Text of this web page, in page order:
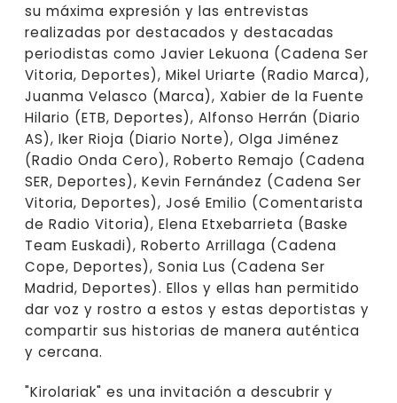
su máxima expresión y las entrevistas
realizadas por destacados y destacadas
periodistas como Javier Lekuona (Cadena Ser
Vitoria, Deportes), Mikel Uriarte (Radio Marca),
Juanma Velasco (Marca), Xabier de la Fuente
Hilario (ETB, Deportes), Alfonso Herrán (Diario
AS), Iker Rioja (Diario Norte), Olga Jiménez
(Radio Onda Cero), Roberto Remajo (Cadena
SER, Deportes), Kevin Fernández (Cadena Ser
Vitoria, Deportes), José Emilio (Comentarista
de Radio Vitoria), Elena Etxebarrieta (Baske
Team Euskadi), Roberto Arrillaga (Cadena
Cope, Deportes), Sonia Lus (Cadena Ser
Madrid, Deportes). Ellos y ellas han permitido
dar voz y rostro a estos y estas deportistas y
compartir sus historias de manera auténtica
y cercana.
"Kirolariak" es una invitación a descubrir y